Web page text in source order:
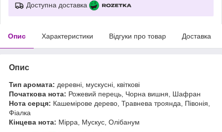
Доступна доставка
Опис Характеристики Відгуки про товар Доставка
Опис
Тип аромата: деревні, мускусні, квіткові
Початкова нота: Рожевий перець, Чорна вишня, Шафран
Нота серця: Кашемірове дерево, Травнева троянда, Півонія,
Фіалка
Кінцева нота: Мірра, Мускус, Олібанум